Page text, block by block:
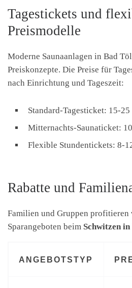
Tagestickets und
Preismodelle
Moderne Saunaanlagen in Bad
Preiskonzepte. Die Preise für
nach Einrichtung und Tageszeit:
Standard-Tagesticket: 15-25
Mitternachts-Saunaticket:
Flexible Stundentickets: 8-
Rabatte und
Familien und Gruppen profitieren
Sparangeboten beim Schwitzen
ANGEBOTSTYP